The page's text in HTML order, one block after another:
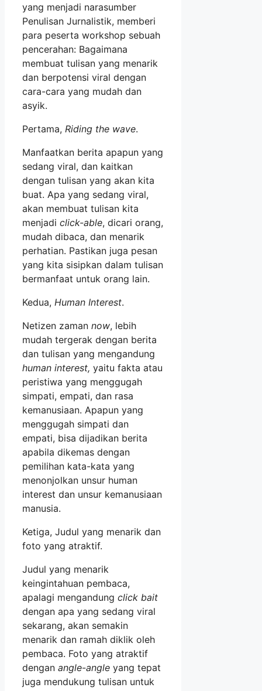
yang menjadi narasumber
Penulisan Jurnalistik, memberi
para peserta workshop sebuah
pencerahan: Bagaimana
membuat tulisan yang menarik
dan berpotensi viral dengan
cara-cara yang mudah dan
asyik.
Pertama, Riding the wave.
Manfaatkan berita apapun yang
sedang viral, dan kaitkan
dengan tulisan yang akan kita
buat. Apa yang sedang viral,
akan membuat tulisan kita
menjadi click-able, dicari orang,
mudah dibaca, dan menarik
perhatian. Pastikan juga pesan
yang kita sisipkan dalam tulisan
bermanfaat untuk orang lain.
Kedua, Human Interest.
Netizen zaman now, lebih
mudah tergerak dengan berita
dan tulisan yang mengandung
human interest, yaitu fakta atau
peristiwa yang menggugah
simpati, empati, dan rasa
kemanusiaan. Apapun yang
menggugah simpati dan
empati, bisa dijadikan berita
apabila dikemas dengan
pemilihan kata-kata yang
menonjolkan unsur human
interest dan unsur kemanusiaan
manusia.
Ketiga, Judul yang menarik dan
foto yang atraktif.
Judul yang menarik
keingintahuan pembaca,
apalagi mengandung click bait
dengan apa yang sedang viral
sekarang, akan semakin
menarik dan ramah diklik oleh
pembaca. Foto yang atraktif
dengan angle-angle yang tepat
juga mendukung tulisan untuk